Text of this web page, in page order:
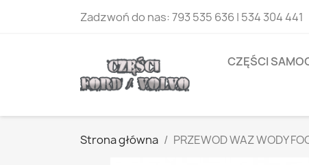
Zadzwoń do nas:793 535 636 | 534 304 441
CZĘŚCI
Strona główna PRZEWOD WAZ WODY